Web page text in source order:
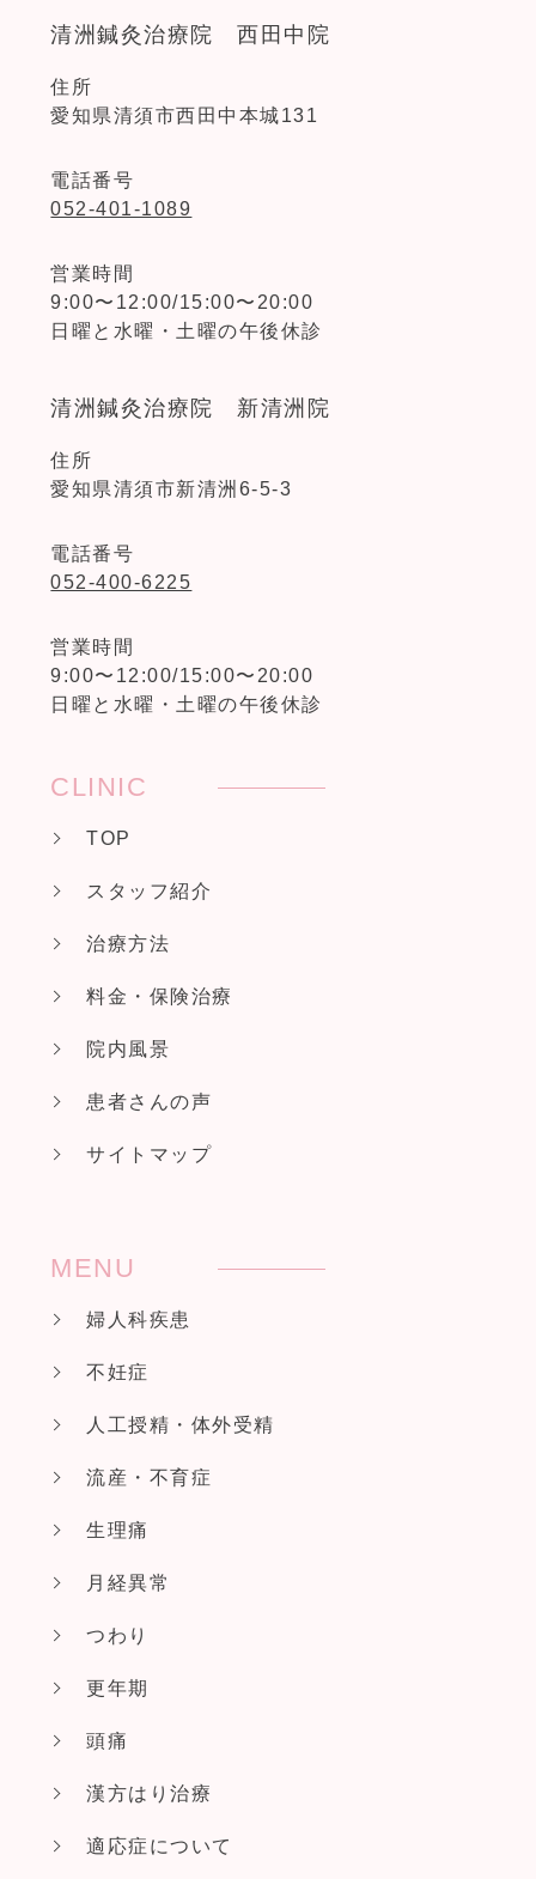
清洲鍼灸治療院 西田中院
住所
愛知県清須市西田中本城131
電話番号
052-401-1089
営業時間
9:00〜12:00/15:00〜20:00
日曜と水曜・土曜の午後休診
清洲鍼灸治療院 新清洲院
住所
愛知県清須市新清洲6-5-3
電話番号
052-400-6225
営業時間
9:00〜12:00/15:00〜20:00
日曜と水曜・土曜の午後休診
CLINIC
TOP
スタッフ紹介
治療方法
料金・保険治療
院内風景
患者さんの声
サイトマップ
MENU
婦人科疾患
不妊症
人工授精・体外受精
流産・不育症
生理痛
月経異常
つわり
更年期
頭痛
漢方はり治療
適応症について